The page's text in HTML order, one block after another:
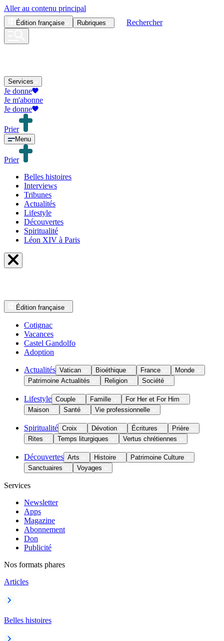
Aller au contenu principal
Édition française Rubriques Rechercher
Services
Je donne
Je m'abonne
Je donne
Prier
Menu
Prier
Belles histoires
Interviews
Tribunes
Actualités
Lifestyle
Découvertes
Spiritualité
Léon XIV à Paris
Édition française
Cotignac
Vacances
Castel Gandolfo
Adoption
Actualités Vatican Bioéthique France
Monde
Patrimoine Actualités
Religion Société
Lifestyle Couple Famille
For Her et For Him
Maison
Santé Vie professionnelle
Spiritualité Croix Dévotion Écritures
Prière
Rites
Temps liturgiques Vertus chrétiennes
Découvertes Arts Histoire
Patrimoine Culture
Sanctuaires
Voyages
Services
Newsletter
Apps
Magazine
Abonnement
Don
Publicité
Nos formats phares
Articles
Belles histoires